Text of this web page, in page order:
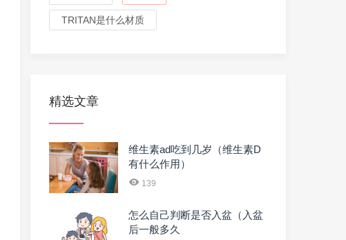
TRITAN是什么材质
精选文章
维生素ad吃到几岁（维生素D
有什么作用）
139
怎么自己判断是否入盆（入盆
后一般多久